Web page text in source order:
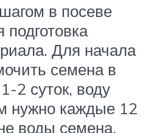
в посеве
подготовка
Для начала
семена в
2 суток, воду
нужно каждые 12
воды семена,